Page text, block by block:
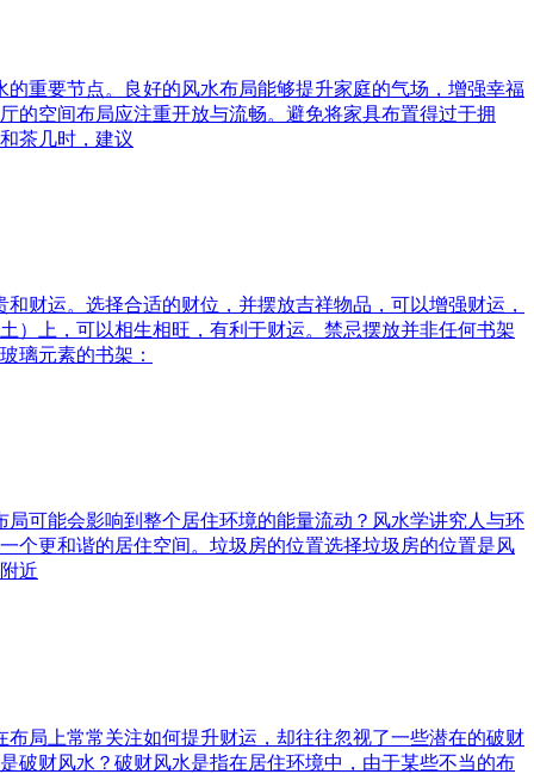
重要节点。良好的风水布局能够提升家庭的气场，增强幸福
的空间布局应注重开放与流畅。避免将家具布置得过于拥
茶几时，建议
财运。选择合适的财位，并摆放吉祥物品，可以增强财运，
）上，可以相生相旺，有利于财运。禁忌摆放并非任何书架
璃元素的书架：
可能会影响到整个居住环境的能量流动？风水学讲究人与环
个更和谐的居住空间。垃圾房的位置选择垃圾房的位置是风
近
局上常常关注如何提升财运，却往往忽视了一些潜在的破财
破财风水？破财风水是指在居住环境中，由于某些不当的布